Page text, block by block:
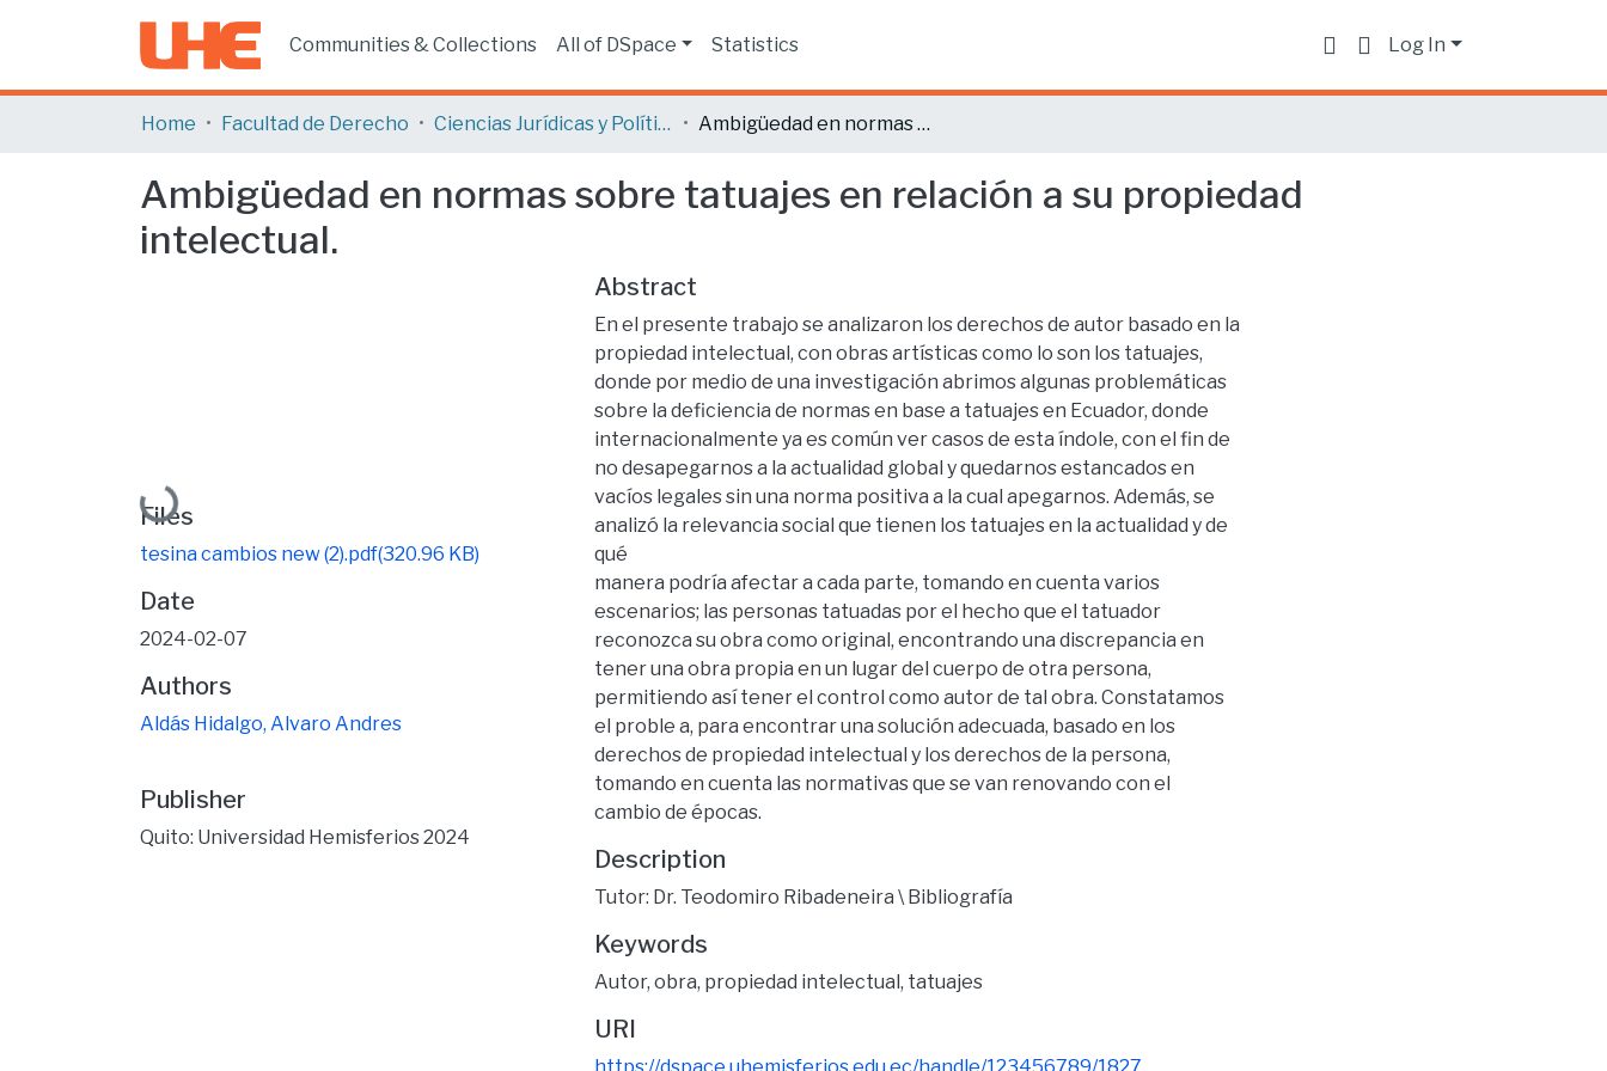
Communities & Collections All of DSpace Statistics Log In
Home Facultad de Derecho Ciencias Jurídicas y Políticas Ambigüedad en normas sobre tatuajes en relación a su propiedad intelectual.
Ambigüedad en normas sobre tatuajes en relación a su propiedad
intelectual.
Loading...
Files
tesina cambios new (2).pdf(320.96 KB)
Date
2024-02-07
Authors
Aldás Hidalgo, Alvaro Andres
Publisher
Quito: Universidad Hemisferios 2024
Abstract
En el presente trabajo se analizaron los derechos de autor basado en la
propiedad intelectual, con obras artísticas como lo son los tatuajes,
donde por medio de una investigación abrimos algunas problemáticas
sobre la deficiencia de normas en base a tatuajes en Ecuador, donde
internacionalmente ya es común ver casos de esta índole, con el fin de
no desapegarnos a la actualidad global y quedarnos estancados en
vacíos legales sin una norma positiva a la cual apegarnos. Además, se
analizó la relevancia social que tienen los tatuajes en la actualidad y de
qué
manera podría afectar a cada parte, tomando en cuenta varios
escenarios; las personas tatuadas por el hecho que el tatuador
reconozca su obra como original, encontrando una discrepancia en
tener una obra propia en un lugar del cuerpo de otra persona,
permitiendo así tener el control como autor de tal obra. Constatamos
el proble a, para encontrar una solución adecuada, basado en los
derechos de propiedad intelectual y los derechos de la persona,
tomando en cuenta las normativas que se van renovando con el
cambio de épocas.
Description
Tutor: Dr. Teodomiro Ribadeneira \ Bibliografía
Keywords
Autor, obra, propiedad intelectual, tatuajes
URI